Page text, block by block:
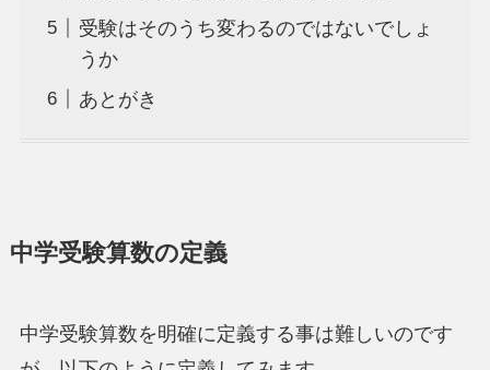
受験はそのうち変わるのではないでしょ
うか
あとがき
中学受験算数の定義
中学受験算数を明確に定義する事は難しいのです